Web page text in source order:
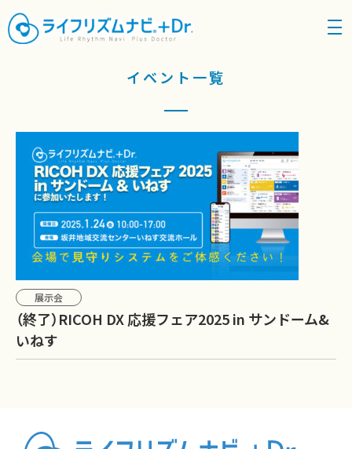
density_medium
イベント一覧
展示会
（終了）RICOH DX 応援フェア2025 in サンドーム&
いねす